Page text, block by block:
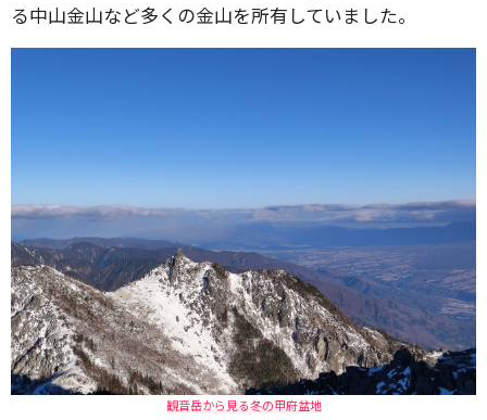
る中山金山など多くの金山を所有していました。
観音岳から見る冬の甲府盆地